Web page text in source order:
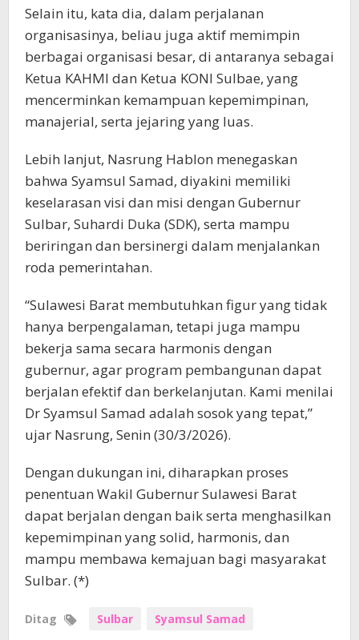
Selain itu, kata dia, dalam perjalanan
organisasinya, beliau juga aktif memimpin
berbagai organisasi besar, di antaranya sebagai
Ketua KAHMI dan Ketua KONI Sulbae, yang
mencerminkan kemampuan kepemimpinan,
manajerial, serta jejaring yang luas.
Lebih lanjut, Nasrung Hablon menegaskan
bahwa Syamsul Samad, diyakini memiliki
keselarasan visi dan misi dengan Gubernur
Sulbar, Suhardi Duka (SDK), serta mampu
beriringan dan bersinergi dalam menjalankan
roda pemerintahan.
“Sulawesi Barat membutuhkan figur yang tidak
hanya berpengalaman, tetapi juga mampu
bekerja sama secara harmonis dengan
gubernur, agar program pembangunan dapat
berjalan efektif dan berkelanjutan. Kami menilai
Dr Syamsul Samad adalah sosok yang tepat,”
ujar Nasrung, Senin (30/3/2026).
Dengan dukungan ini, diharapkan proses
penentuan Wakil Gubernur Sulawesi Barat
dapat berjalan dengan baik serta menghasilkan
kepemimpinan yang solid, harmonis, dan
mampu membawa kemajuan bagi masyarakat
Sulbar. (*)
Ditag Sulbar Syamsul Samad